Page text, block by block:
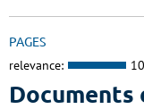
PAGES
relevance: